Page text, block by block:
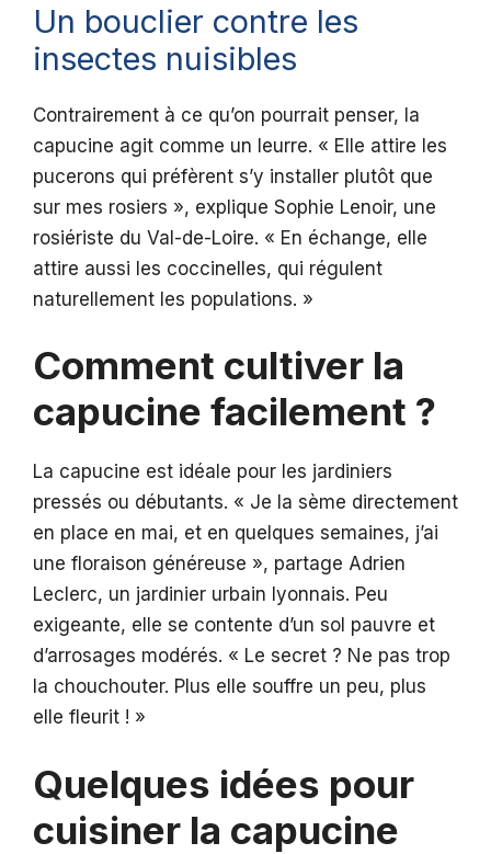
Un bouclier contre les
insectes nuisibles
Contrairement à ce qu’on pourrait penser, la
capucine agit comme un leurre. « Elle attire les
pucerons qui préfèrent s’y installer plutôt que
sur mes rosiers », explique Sophie Lenoir, une
rosiériste du Val-de-Loire. « En échange, elle
attire aussi les coccinelles, qui régulent
naturellement les populations. »
Comment cultiver la
capucine facilement ?
La capucine est idéale pour les jardiniers
pressés ou débutants. « Je la sème directement
en place en mai, et en quelques semaines, j’ai
une floraison généreuse », partage Adrien
Leclerc, un jardinier urbain lyonnais. Peu
exigeante, elle se contente d’un sol pauvre et
d’arrosages modérés. « Le secret ? Ne pas trop
la chouchouter. Plus elle souffre un peu, plus
elle fleurit ! »
Quelques idées pour
cuisiner la capucine